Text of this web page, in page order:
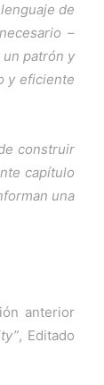
de
–
patrón y
y eficiente
construir
capítulo
una
anterior
, Editado